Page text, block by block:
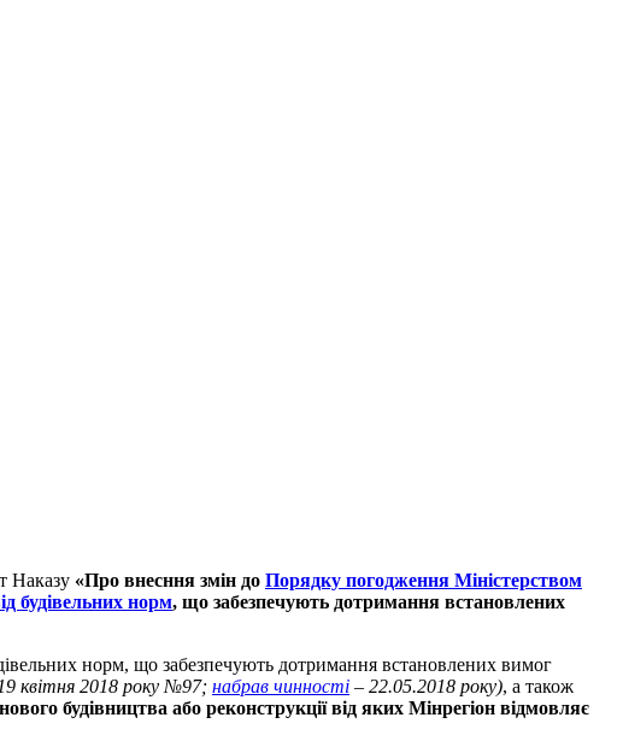
Наказу «Про внесння змін до Порядку погодження Міністерством
будівельних норм, що забезпечують дотримання встановлених
норм, що забезпечують дотримання встановлених вимог
квітня 2018 року №97; набрав чинності – 22.05.2018 року), а також
будівництва або реконструкції від яких Мінрегіон відмовляє